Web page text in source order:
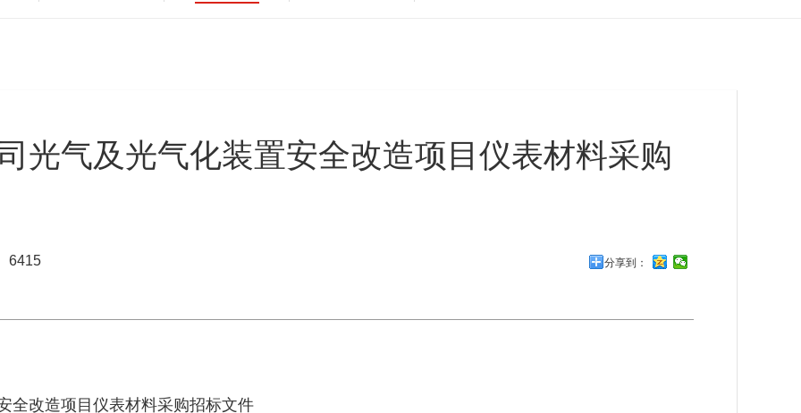
光气及光气化装置安全改造项目仪表材料采购
6415 分享到：
全改造项目仪表材料采购招标文件